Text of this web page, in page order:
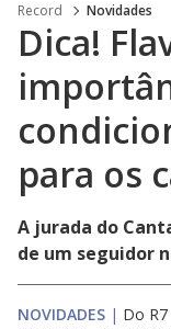
Record Novidades
Dica!
para os
A jurada do
de um seguidor
NOVIDADES | Do R7